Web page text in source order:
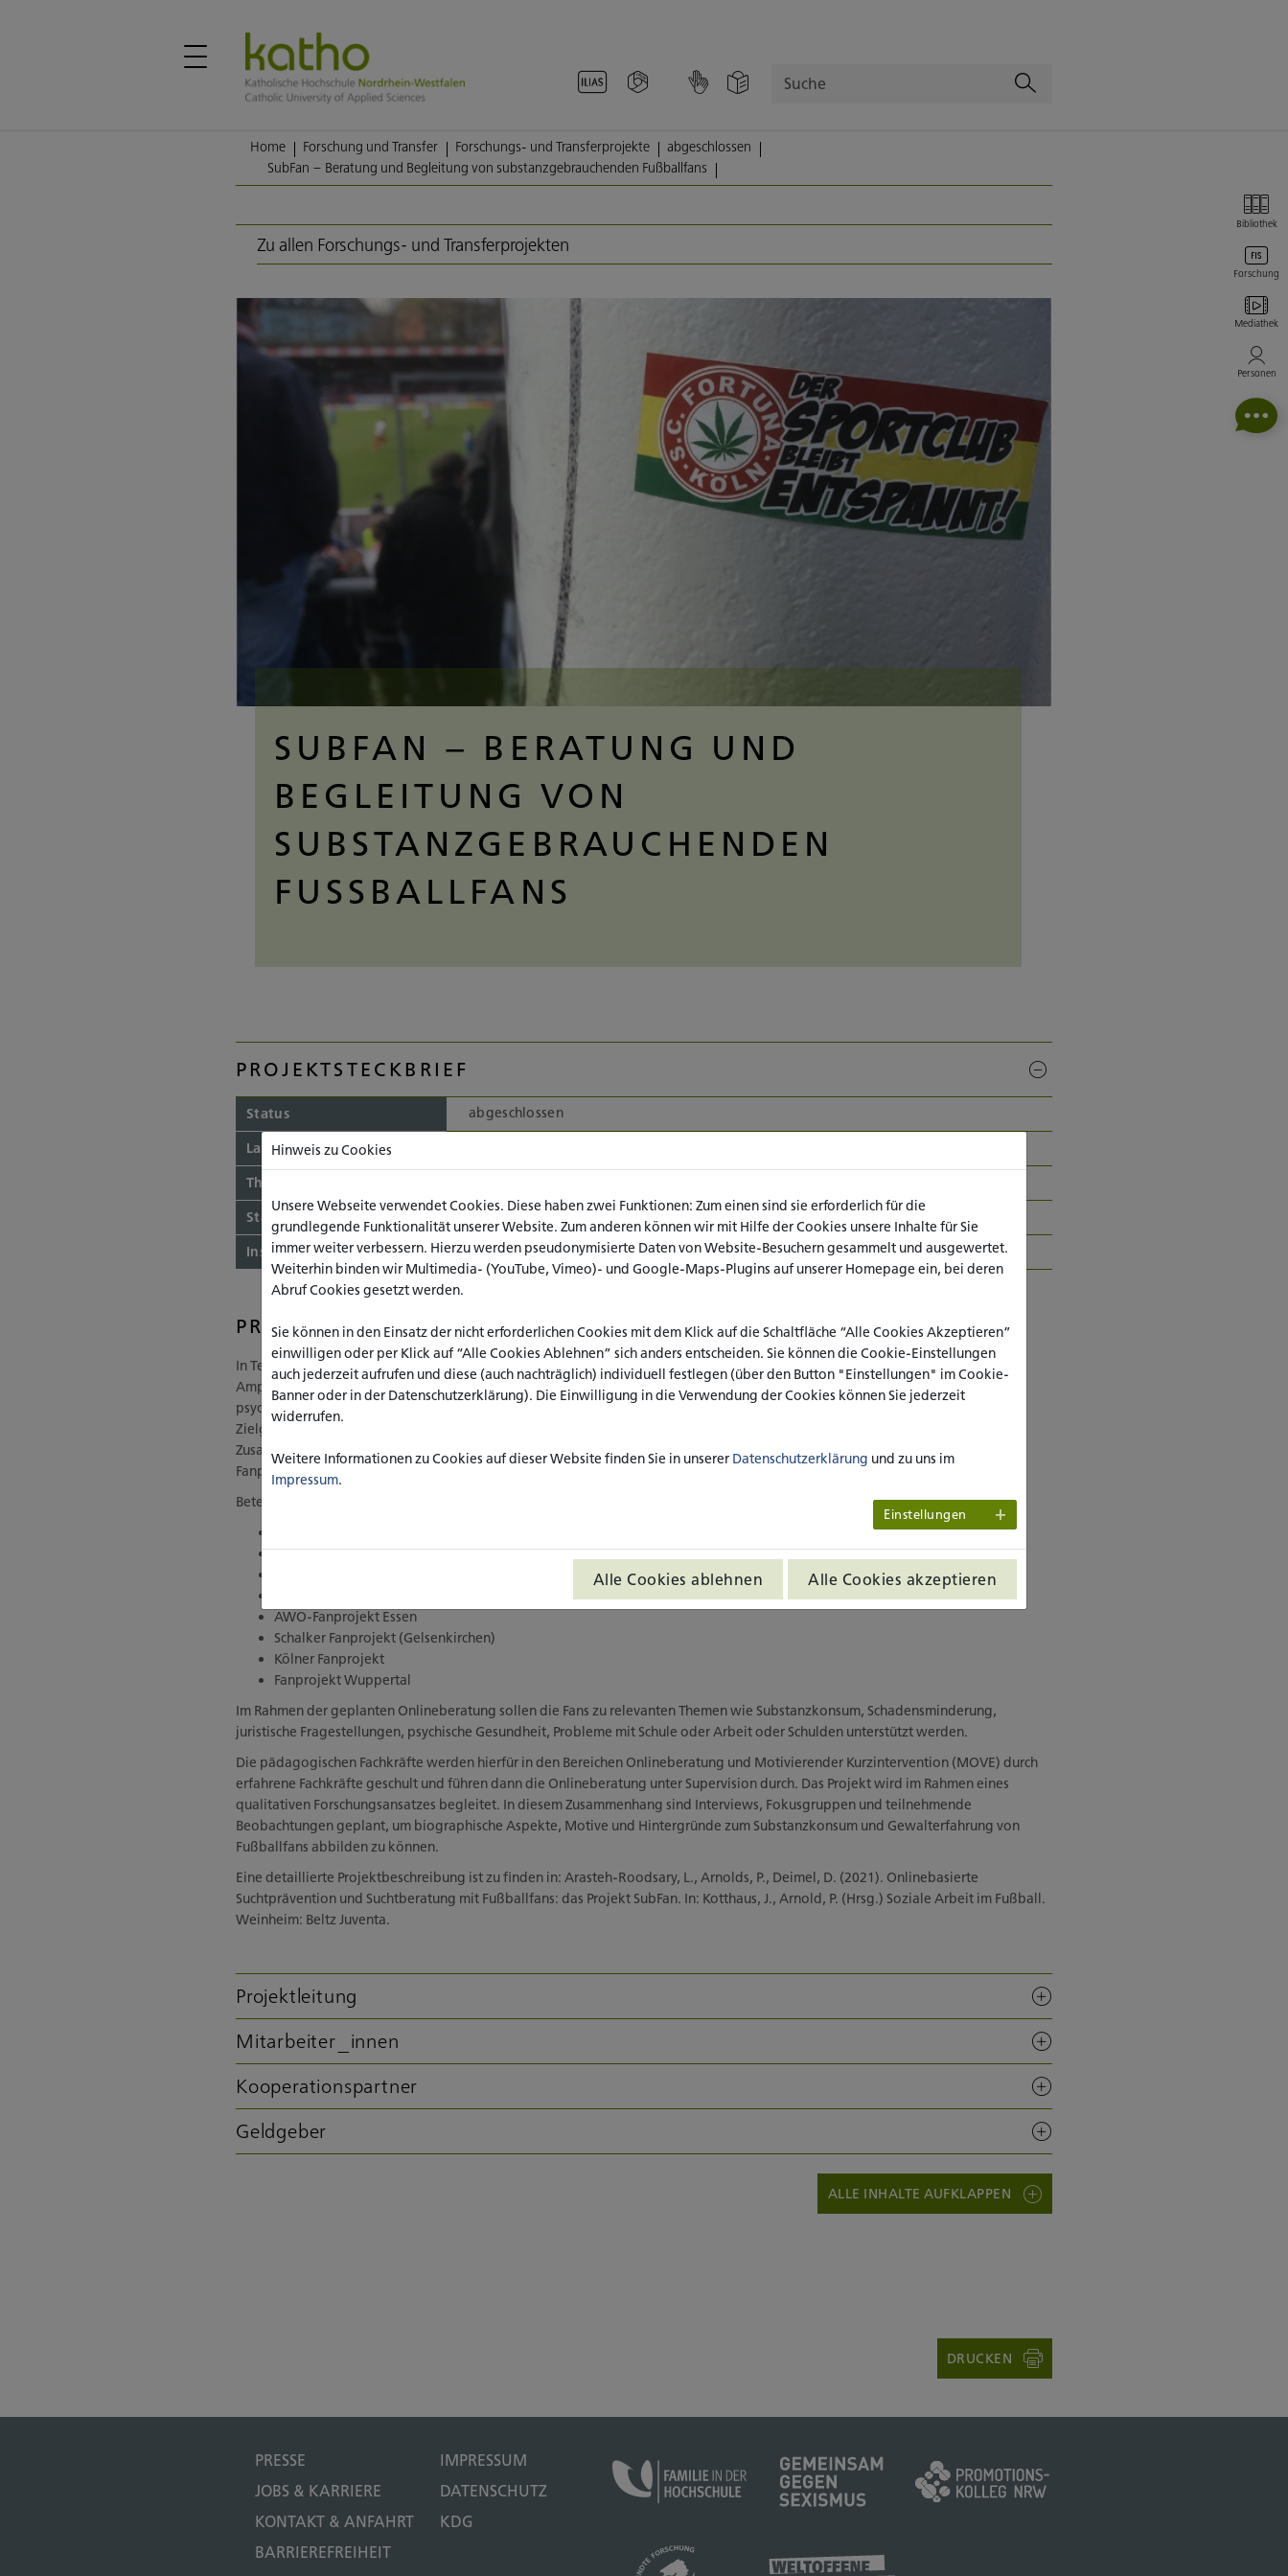
Suche
Home Forschung und Transfer Forschungs- und Transferprojekte
abgeschlossen
SubFan – Beratung und Begleitung von substanzgebrauchenden Fußballfans
Zu allen Forschungs- und Transferprojekten
SUBFAN – BERATUNG UND
BEGLEITUNG VON
SUBSTANZGEBRAUCHENDEN
FUSSBALLFANS
PROJEKTSTECKBRIEF
Status abgeschlossen
Laufzeit
Themengebiete
Standort
Institute
Deutsches Institut für Sucht- und Präventionsforschung (DISuP)
PROJEKTBESCHREIBUNG
In Teilen der aktiven Fußballfanszene ist, neben Alkohol, der Konsum von psychotropen Substanzen wie Cannabis, Kokain und
Amphetaminen weit verbreitet. Diese meist jugendlichen oder jungen erwachsenen Fans benennen zudem einen hohen
psychosozialen Unterstützungsbedarf (Deimel et al. 2019, Deimel & Köhler 2020). Eine spezifische Beratung findet für diese
Zielgruppe bisher nicht statt. Im Rahmen des Projektes „SubFan“ wird ein onlinebasiertes Beratungsportal für Fußballfans in
Zusammenarbeit mit der LAG Fanprojekte NRW sowie Sozialarbeiter_innen aus den folgenden acht sozialpädagogischen
Fanprojekten konzeptualisiert und implementiert.
Beteiligte Fanprojekte:
Fanprojekt Leverkusen e.V.
AWO-Fanprojekt Essen
Schalker Fanprojekt (Gelsenkirchen)
Kölner Fanprojekt
Fanprojekt Wuppertal
Im Rahmen der geplanten Onlineberatung sollen die Fans zu relevanten Themen wie Substanzkonsum, Schadensminderung,
juristische Fragestellungen, psychische Gesundheit, Probleme mit Schule oder Arbeit oder Schulden unterstützt werden.
Die pädagogischen Fachkräfte werden hierfür in den Bereichen Onlineberatung und Motivierender Kurzintervention (MOVE) durch
erfahrene Fachkräfte geschult und führen dann die Onlineberatung unter Supervision durch. Das Projekt wird im Rahmen eines
qualitativen Forschungsansatzes begleitet. In diesem Zusammenhang sind Interviews, Fokusgruppen und teilnehmende
Beobachtungen geplant, um biographische Aspekte, Motive und Hintergründe zum Substanzkonsum und Gewalterfahrung von
Fußballfans abbilden zu können.
Eine detaillierte Projektbeschreibung ist zu finden in: Arasteh-Roodsary, L., Arnolds, P., Deimel, D. (2021). Onlinebasierte
Suchtprävention und Suchtberatung mit Fußballfans: das Projekt SubFan. In: Kotthaus, J., Arnold, P. (Hrsg.) Soziale Arbeit im Fußball.
Weinheim: Beltz Juventa.
Projektleitung
Mitarbeiter_innen
Kooperationspartner
Geldgeber
ALLE INHALTE AUFKLAPPEN
DRUCKEN
Bibliothek
Forschung
Mediathek
Personen
PRESSE
JOBS & KARRIERE
KONTAKT & ANFAHRT
BARRIEREFREIHEIT
IMPRESSUM
DATENSCHUTZ
KDG
Hinweis zu Cookies
Unsere Webseite verwendet Cookies. Diese haben zwei Funktionen: Zum einen sind sie erforderlich für die
grundlegende Funktionalität unserer Website. Zum anderen können wir mit Hilfe der Cookies unsere Inhalte für Sie
immer weiter verbessern. Hierzu werden pseudonymisierte Daten von Website-Besuchern gesammelt und ausgewertet.
Weiterhin binden wir Multimedia- (YouTube, Vimeo)- und Google-Maps-Plugins auf unserer Homepage ein, bei deren
Abruf Cookies gesetzt werden.
Sie können in den Einsatz der nicht erforderlichen Cookies mit dem Klick auf die Schaltfläche “Alle Cookies Akzeptieren”
einwilligen oder per Klick auf “Alle Cookies Ablehnen” sich anders entscheiden. Sie können die Cookie-Einstellungen
auch jederzeit aufrufen und diese (auch nachträglich) individuell festlegen (über den Button "Einstellungen" im Cookie-
Banner oder in der Datenschutzerklärung). Die Einwilligung in die Verwendung der Cookies können Sie jederzeit
widerrufen.
Weitere Informationen zu Cookies auf dieser Website finden Sie in unserer Datenschutzerklärung und zu uns im
Impressum.
Einstellungen
Alle Cookies ablehnen Alle Cookies akzeptieren